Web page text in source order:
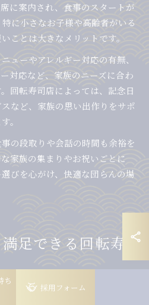
に案内され、食事のスタートが
に小さなお子様や高齢者がいる
ことは大きなメリットです。
ューやアレルギー対応の有無、
対応など、家族のニーズに合わ
回転寿司店によっては、記念日
など、家族の思い出作りをサポ
。
の段取りや会話の時間も余裕を
家族の集まりやお祝いごとに
びを心がけ、快適な団らんの場
足できる回転寿
ち
採用フォーム